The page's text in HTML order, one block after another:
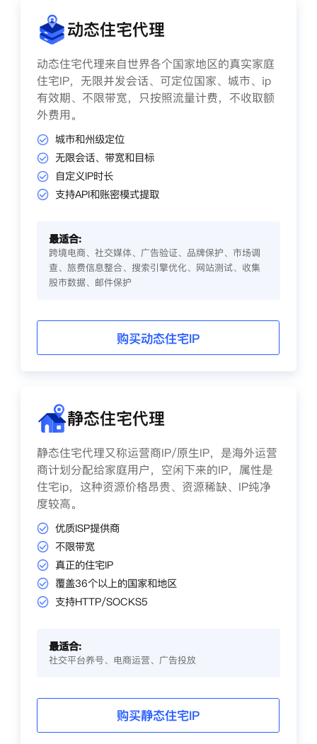
动态住宅代理
动态住宅代理来自世界各个国家地区的真实家庭
住宅IP，无限并发会话、可定位国家、城市、ip
有效期、不限带宽，只按照流量计费，不收取额
外费用。
城市和州级定位
无限会话、带宽和目标
自定义IP时长
支持API和账密模式提取
最适合:
跨境电商、社交媒体、广告验证、品牌保护、市场调
查、旅费信息整合、搜索引擎优化、网站测试、收集
股市数据、邮件保护
购买动态住宅IP
静态住宅代理
静态住宅代理又称运营商IP/原生IP，是海外运营
商计划分配给家庭用户，空闲下来的IP，属性是
住宅ip，这种资源价格昂贵、资源稀缺、IP纯净
度较高。
优质ISP提供商
不限带宽
真正的住宅IP
覆盖36个以上的国家和地区
支持HTTP/SOCKS5
最适合:
社交平台养号、电商运营、广告投放
购买静态住宅IP